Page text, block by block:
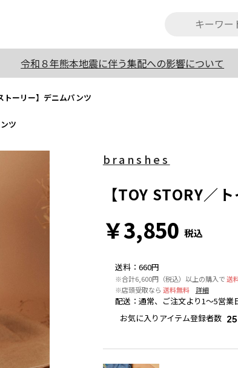
令和８年熊本地震に伴う集配への影響について
トーリー】デニムパンツ
ツ
送料： 660円
※合計6,600円（税込）以上の購入で送
※店頭受取なら 送料無料 詳細
配送 ： 通常、ご注文より1～5営業
お気に入りアイテム登録者数 25
branshes
【TOY STORY／
￥3,850 税込